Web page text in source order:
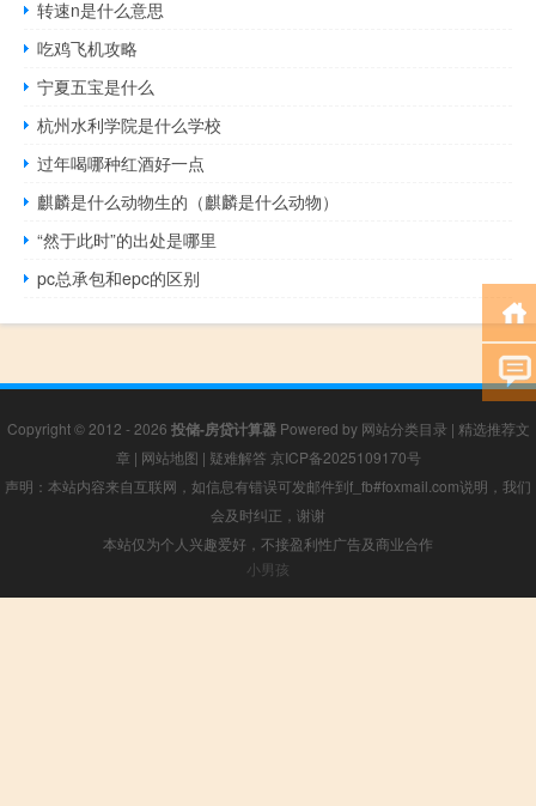
转速n是什么意思
吃鸡飞机攻略
宁夏五宝是什么
杭州水利学院是什么学校
过年喝哪种红酒好一点
麒麟是什么动物生的（麒麟是什么动物）
“然于此时”的出处是哪里
pc总承包和epc的区别
Copyright © 2012 - 2026 投储-房贷计算器Powered by 网站分类目录 | 精选推荐文
章 | 网站地图 | 疑难解答 京ICP备2025109170号
声明：本站内容来自互联网，如信息有错误可发邮件到f_fb#foxmail.com说明，我们
会及时纠正，谢谢
本站仅为个人兴趣爱好，不接盈利性广告及商业合作
小男孩